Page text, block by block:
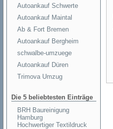
Autoankauf Schwerte
Autoankauf Maintal
Ab & Fort Bremen
Autoankauf Bergheim
schwalbe-umzuege
Autoankauf Düren
Trimova Umzug
Die 5 beliebtesten Einträge
BRH Baureinigung
Hamburg
Hochwertiger Textildruck